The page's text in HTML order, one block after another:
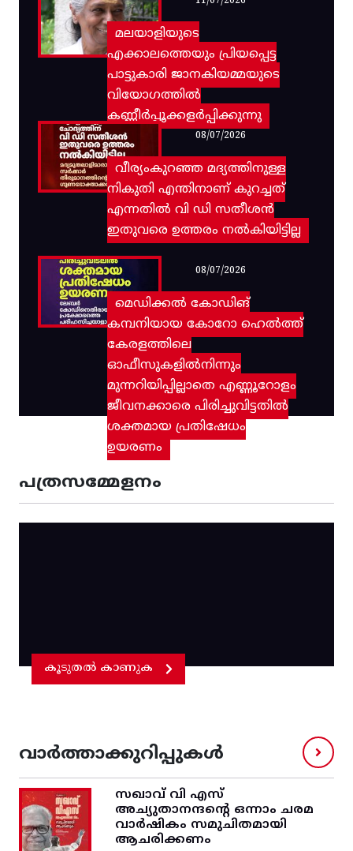
മലയാളിയുടെ
എക്കാലത്തെയും പ്രിയപ്പെട്ട
പാട്ടുകാരി ജാനകിയമ്മയുടെ
വിയോഗത്തിൽ
കണ്ണീർപ്പൂക്കളർപ്പിക്കുന്നു
വീര്യംകുറഞ്ഞ മദ്യത്തിനുള്ള
നികുതി എന്തിനാണ് കുറച്ചത്
എന്നതിൽ വി ഡി സതീശൻ
ഇതുവരെ ഉത്തരം നൽകിയിട്ടില്ല
08/07/2026
മെഡിക്കൽ കോഡിങ്
കമ്പനിയായ കോറോ ഹെൽത്ത്
കേരളത്തിലെ
ഓഫീസുകളിൽനിന്നും
മുന്നറിയിപ്പില്ലാതെ എണ്ണൂറോളം
ജീവനക്കാരെ പിരിച്ചുവിട്ടതിൽ‌
ശക്തമായ പ്രതിഷേധം
ഉയരണം
08/07/2026
പത്രസമ്മേളനം
കൂടുതൽ കാണുക
വാർത്താക്കുറിപ്പുകൾ
സഖാവ് വി എസ്‌
അച്യുതാനന്ദന്റെ ഒന്നാം ചരമ
വാര്‍ഷികം സമുചിതമായി
ആചരിക്കണം